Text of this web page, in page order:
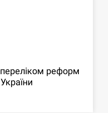
реформ